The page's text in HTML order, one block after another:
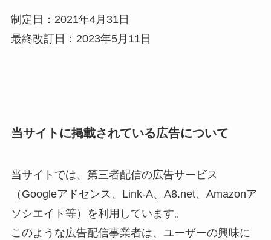
制定日：2021年4月31日
最終改訂日：2023年5月11日
当サイトに掲載されている広告について
当サイトでは、第三者配信の広告サービス
（Googleアドセンス、Link-A、A8.net、Amazonア
ソシエイト等）を利用しています。
このような広告配信事業者は、ユーザーの興味に